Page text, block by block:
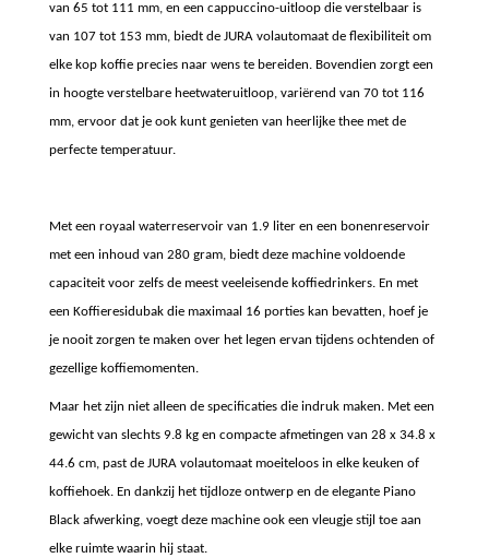
van 65 tot 111 mm, en een cappuccino-uitloop die verstelbaar is
van 107 tot 153 mm, biedt de JURA volautomaat de flexibiliteit om
elke kop koffie precies naar wens te bereiden. Bovendien zorgt een
in hoogte verstelbare heetwateruitloop, variërend van 70 tot 116
mm, ervoor dat je ook kunt genieten van heerlijke thee met de
perfecte temperatuur.
Met een royaal waterreservoir van 1.9 liter en een bonenreservoir
met een inhoud van 280 gram, biedt deze machine voldoende
capaciteit voor zelfs de meest veeleisende koffiedrinkers. En met
een Koffieresidubak die maximaal 16 porties kan bevatten, hoef je
je nooit zorgen te maken over het legen ervan tijdens ochtenden of
gezellige koffiemomenten.
Maar het zijn niet alleen de specificaties die indruk maken. Met een
gewicht van slechts 9.8 kg en compacte afmetingen van 28 x 34.8 x
44.6 cm, past de JURA volautomaat moeiteloos in elke keuken of
koffiehoek. En dankzij het tijdloze ontwerp en de elegante Piano
Black afwerking, voegt deze machine ook een vleugje stijl toe aan
elke ruimte waarin hij staat.